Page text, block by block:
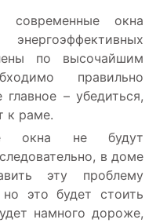
окна
по высочайшим
правильно
– убедиться,
к раме.
окна не будут
в доме
эту проблему
это будет стоить
намного дороже,